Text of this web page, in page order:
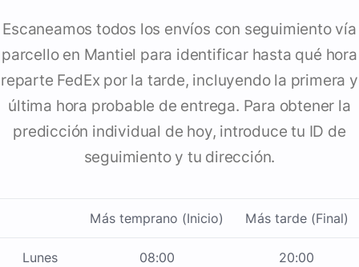
Escaneamos todos los envíos con seguimiento vía
parcello en Mantiel para identificar hasta qué hora
reparte FedEx por la tarde, incluyendo la primera y
última hora probable de entrega. Para obtener la
predicción individual de hoy, introduce tu ID de
seguimiento y tu dirección.
Más temprano (Inicio) Más tarde (Final)
Lunes 08:00 20:00